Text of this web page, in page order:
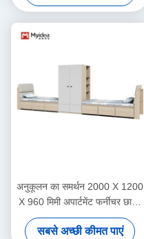
अनुकूलन का समर्थन 2000 X 1200
X 960 मिमी अपार्टमेंट फर्नीचर छात्र
बंक बिस्तर डेस्क बिस्तर के साथ
स्कूल छात्रावास
सबसे अच्छी कीमत पाएं